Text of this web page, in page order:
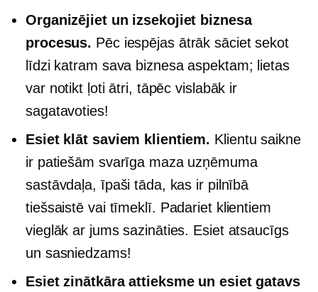
Organizējiet un izsekojiet biznesa
procesus. Pēc iespējas ātrāk sāciet sekot
līdzi katram sava biznesa aspektam; lietas
var notikt ļoti ātri, tāpēc vislabāk ir
sagatavoties!
Esiet klāt saviem klientiem. Klientu saikne
ir patiešām svarīga maza uzņēmuma
sastāvdaļa, īpaši tāda, kas ir pilnībā
tiešsaistē vai tīmeklī. Padariet klientiem
vieglāk ar jums sazināties. Esiet atsaucīgs
un sasniedzams!
Esiet zinātkāra attieksme un esiet gatavs